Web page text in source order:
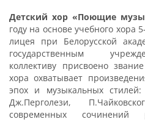
Детский хор «Поющие
году на основе учебного хора
лицея при Белорусской
государственным
коллективу присвоено
хора охватывает
эпох и музыкальных
Дж.Перголези,
современных сочинений